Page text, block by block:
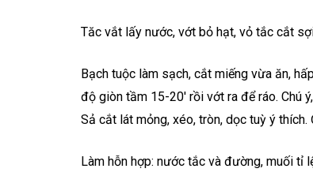
Tăc vắt lấy nước, vớt bỏ hạt, vỏ tắc cắt
Bạch tuộc làm sạch, cắt miếng vừa ăn,
độ giòn tầm 15-20′ rồi vớt ra để ráo. Chú
Sả cắt lát mỏng, xéo, tròn, dọc tuỳ ý
Làm hỗn hợp: nước tắc và đường, muối tỉ